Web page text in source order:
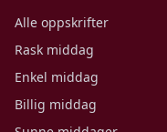
Alle oppskrifter
Rask middag
Enkel middag
Billig middag